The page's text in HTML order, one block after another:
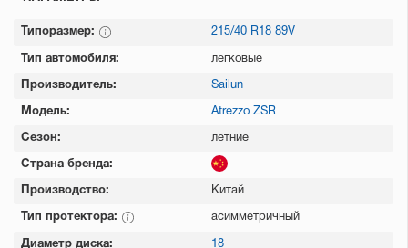
Типоразмер: 215/40 R18 89V
Тип автомобиля: легковые
Производитель: Sailun
Модель: Atrezzo ZSR
Сезон: летние
Страна бренда:
Производство: Китай
Тип протектора: асимметричный
Диаметр диска: 18